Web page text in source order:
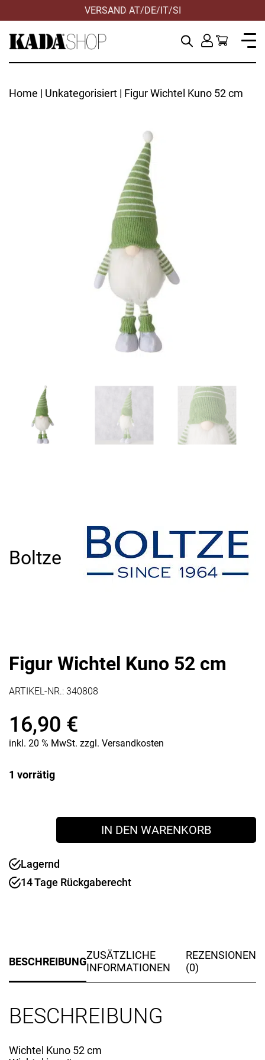
VERSAND AT/DE/IT/SI
Home | Unkategorisiert | Figur Wichtel Kuno 52 cm
Boltze
Figur Wichtel Kuno 52 cm
ARTIKEL-NR.: 340808
16,90 €
inkl. 20 % MwSt. zzgl. Versandkosten
1 vorrätig
52
cm
Menge
IN DEN WARENKORB
Lagernd
14 Tage Rückgaberecht
BESCHREIBUNGZUSÄTZLICHE
INFORMATIONEN
REZENSIONEN
(0)
BESCHREIBUNG
Wichtel Kuno 52 cm